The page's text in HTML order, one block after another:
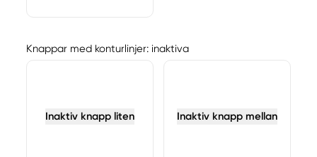
Knappar med konturlinjer: inaktiva
Inaktiv knapp liten Inaktiv knapp mellan